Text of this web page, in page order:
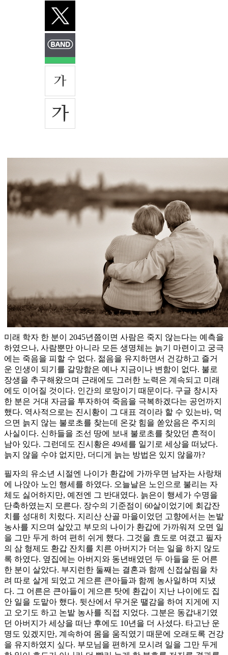
미래 학자 한 분이 2045년쯤이면 사람은 죽지 않는다는 예측을
하였으나, 사람뿐만 아니라 모든 생명체는 늙기 마련이고 궁극
에는 죽음을 피할 수 없다. 젊음을 유지하면서 건강하고 즐거
운 인생이 되기를 갈망함은 예나 지금이나 변함이 없다. 불로
장생을 추구해왔으며 근래에도 그러한 노력은 계속되고 미래
에도 이어질 것이다. 인간의 로망이기 때문이다. 구글 창시자
한 분은 거대 자금을 투자하여 죽음을 극복하겠다는 공언까지
했다. 역사적으로는 진시황이 그 대표 격이라 할 수 있는바, 먹
으면 늙지 않는 불로초를 찾는데 온갖 힘을 쏟았음은 주지의
사실이다. 신하들을 조선 땅에 보내 불로초를 찾았던 흔적이
남아 있다. 그런데도 진시황은 49세를 일기로 세상을 떠났다.
늙지 않을 수야 없지만, 더디게 늙는 방법은 있지 않을까?
필자의 유소년 시절엔 나이가 환갑에 가까우면 남자는 사랑채
에 나앉아 노인 행세를 하였다. 오늘날은 노인으로 불리는 자
체도 싫어하지만, 예전엔 그 반대였다. 늙은이 행세가 수명을
단축하였는지 모른다. 장수의 기준점이 60살이었기에 회갑잔
치를 성대히 치렀다. 지리산 산골 마을이었던 고향에서는 논밭
농사를 지으며 살았고 부모의 나이가 환갑에 가까워져 오면 일
을 그만 두게 하여 편히 쉬게 했다. 그것을 효도로 여겼고 필자
의 삼 형제도 환갑 잔치를 치른 아버지가 더는 일을 하지 않도
록 하였다. 옆집에는 아버지와 동년배였던 두 아들을 둔 어른
한 분이 살았다. 부지런한 둘째는 결혼과 함께 신접살림을 차
려 따로 살게 되었고 게으른 큰아들과 함께 농사일하며 지냈
다. 그 어른은 큰아들이 게으른 탓에 환갑이 지난 나이에도 집
안 일을 도맡아 했다. 뒷산에서 무거운 땔감을 하여 지게에 지
고 오기도 하고 논밭 농사를 직접 지었다. 그분은 동갑내기였
던 아버지가 세상을 떠난 후에도 10년을 더 사셨다. 타고난 운
명도 있겠지만, 계속하여 몸을 움직였기 때문에 오래도록 건강
을 유지하였지 싶다. 부모님을 편하게 모시려 일을 그만 두게